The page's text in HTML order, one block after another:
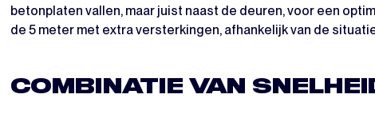
betonplaten vallen, maar juist naast de deuren, voor een
de 5 meter met extra versterkingen, afhankelijk van de
COMBINATIE VAN